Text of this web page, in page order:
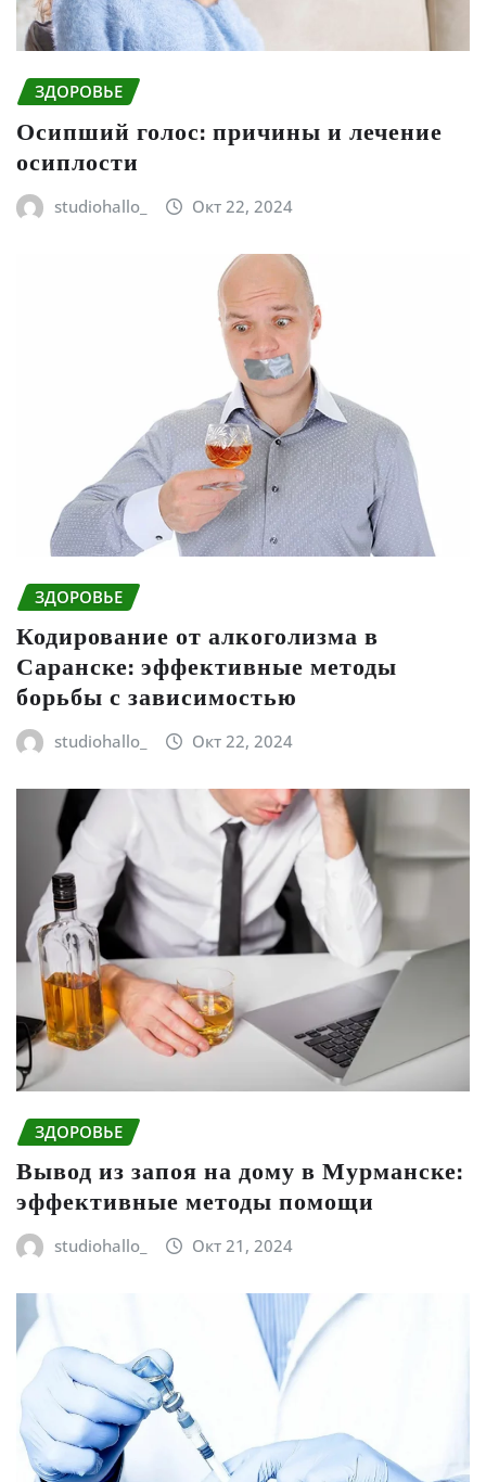
ЗДОРОВЬЕ
Осипший голос: причины и лечение
осиплости
studiohallo_ Окт 22, 2024
ЗДОРОВЬЕ
Кодирование от алкоголизма в
Саранске: эффективные методы
борьбы с зависимостью
studiohallo_ Окт 22, 2024
ЗДОРОВЬЕ
Вывод из запоя на дому в Мурманске:
эффективные методы помощи
studiohallo_ Окт 21, 2024